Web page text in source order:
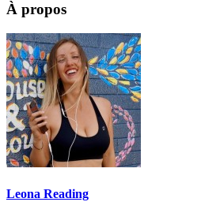
À propos
Leona Reading